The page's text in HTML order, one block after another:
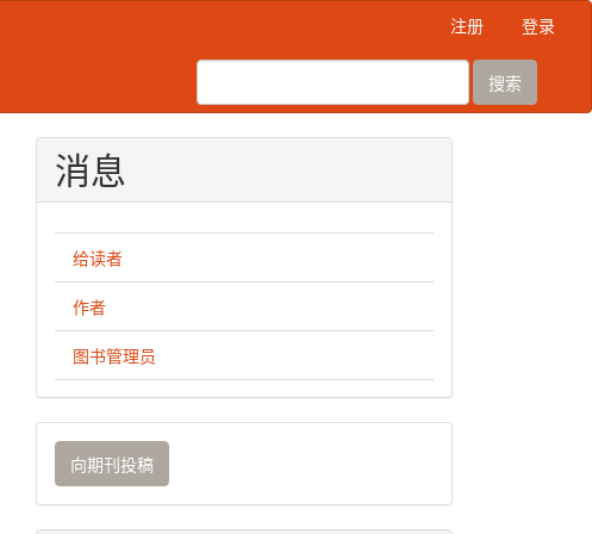
注册 登录
搜索
消息
给读者
作者
图书管理员
向
期
刊
向期刊投稿